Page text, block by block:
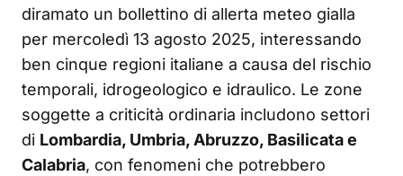
diramato un bollettino di allerta meteo gialla
per mercoledì 13 agosto 2025, interessando
ben cinque regioni italiane a causa del rischio
temporali, idrogeologico e idraulico. Le zone
soggette a criticità ordinaria includono settori
di Lombardia, Umbria, Abruzzo, Basilicata e
Calabria, con fenomeni che potrebbero